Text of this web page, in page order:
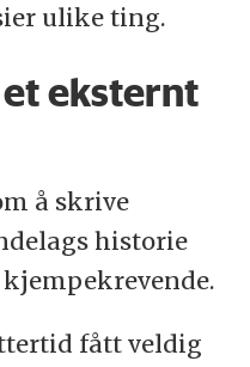
ulike ting.
eksternt
å skrive
historie
fått veldig